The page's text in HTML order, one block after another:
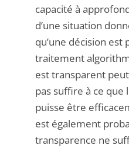
capacité à
d’une situation
qu’une décision est
traitement
est transparent
pas suffire à ce que
puisse être
est également
transparence ne